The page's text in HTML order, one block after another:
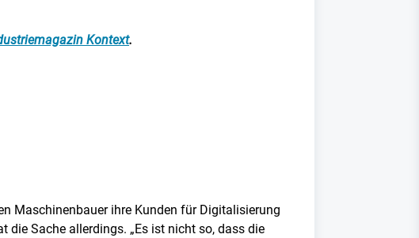
Kontext.
Maschinenbauer ihre Kunden für Digitalisierung
die Sache allerdings. „Es ist nicht so, dass die